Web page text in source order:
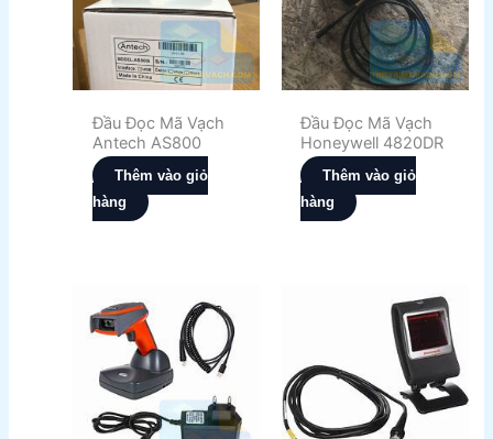
Đầu Đọc Mã Vạch
Antech AS800
Thêm vào giỏ
hàng
Đầu Đọc Mã Vạch
Honeywell 4820DR
Thêm vào giỏ
hàng